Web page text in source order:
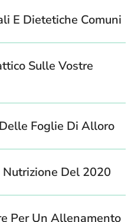
E Dietetiche Comuni
Sulle Vostre
Foglie Di Alloro
Del 2020
Per Un Allenamento